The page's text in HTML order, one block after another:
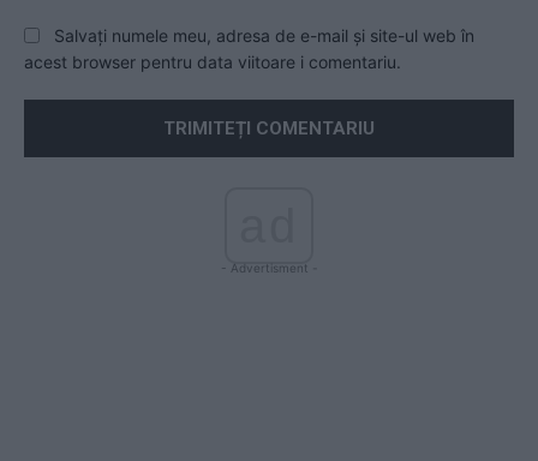
Salvați numele meu, adresa de e-mail și site-ul web în
acest browser pentru data viitoare i comentariu.
- Advertisment -